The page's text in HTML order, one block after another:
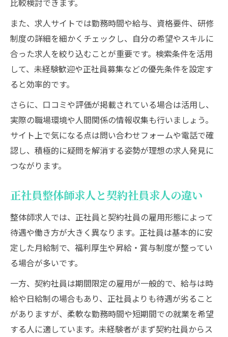
比較検討できます。
また、求人サイトでは勤務時間や給与、資格要件、研修
制度の詳細を細かくチェックし、自分の希望やスキルに
合った求人を絞り込むことが重要です。検索条件を活用
して、未経験歓迎や正社員募集などの優先条件を設定す
ると効率的です。
さらに、口コミや評価が掲載されている場合は活用し、
実際の職場環境や人間関係の情報収集も行いましょう。
サイト上で気になる点は問い合わせフォームや電話で確
認し、積極的に疑問を解消する姿勢が理想の求人発見に
つながります。
正社員整体師求人と契約社員求人の違い
整体師求人では、正社員と契約社員の雇用形態によって
待遇や働き方が大きく異なります。正社員は基本的に安
定した月給制で、福利厚生や昇給・賞与制度が整ってい
る場合が多いです。
一方、契約社員は期間限定の雇用が一般的で、給与は時
給や日給制の場合もあり、正社員よりも待遇が劣ること
がありますが、柔軟な勤務時間や短期間での就業を希望
する人に適しています。未経験者がまず契約社員からス